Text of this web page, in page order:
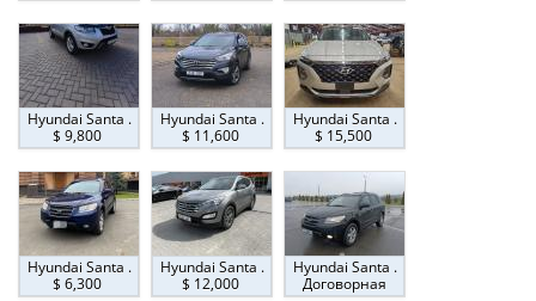
Hyundai Santa .
$ 9,800
Hyundai Santa .
$ 11,600
Hyundai Santa .
$ 15,500
Hyundai Santa .
$ 6,300
Hyundai Santa .
$ 12,000
Hyundai Santa .
Договорная